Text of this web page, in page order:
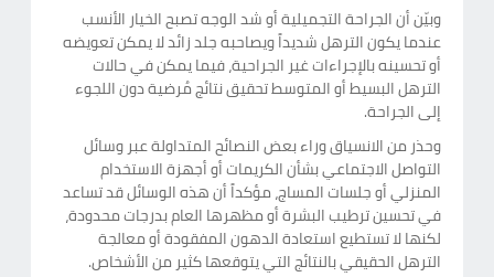
وبيّن أن الجراحة التجميلية أو شد الوجه تصبح الخيار الأنسب
عندما يكون الترهل شديداً ويصاحبه جلد زائد لا يمكن تعويضه
أو تحسينه بالإجراءات غير الجراحية، فيما يمكن في حالات
الترهل البسيط أو المتوسط تحقيق نتائج مُرضية دون اللجوء
إلى الجراحة.
وحذر من الانسياق وراء بعض النصائح المتداولة عبر وسائل
التواصل الاجتماعي بشأن الكريمات أو أجهزة الاستخدام
المنزلي أو جلسات المساج، مؤكداً أن هذه الوسائل قد تساعد
في تحسين ترطيب البشرة أو مظهرها العام بدرجات محدودة،
لكنها لا تستطيع استعادة الدهون المفقودة أو معالجة
الترهل الحقيقي بالنتائج التي يتوقعها كثير من الأشخاص.